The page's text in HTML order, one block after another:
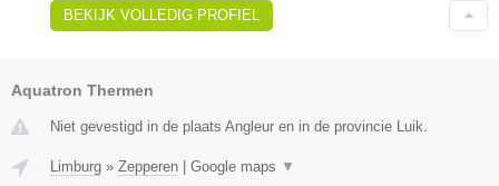
BEKIJK VOLLEDIG PROFIEL
Aquatron Thermen
Niet gevestigd in de plaats Angleur en in de provincie Luik.
Limburg » Zepperen | Google maps ▼